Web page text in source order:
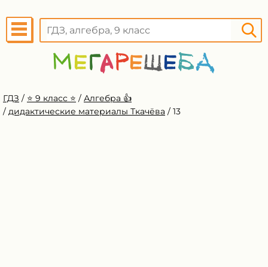
ГДЗ / ⭐️ 9 класс ⭐️ / Алгебра 👍
/ дидактические материалы Ткачёва / 13